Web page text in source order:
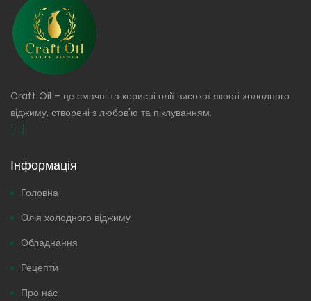
Craft Oil – це смачні та корисні олії високої якості холодного
віджиму, створені з любов'ю та піклуванням.
[...]
Інформація
Головна
Олія холодного віджиму
Обладнання
Рецепти
Про нас